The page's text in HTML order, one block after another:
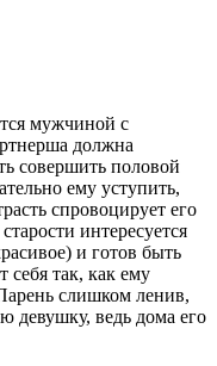
мужчиной с
должна
совершить половой
ему уступить,
спровоцирует его
интересуется
и готов быть
так, как ему
слишком ленив,
девушку, ведь дома его